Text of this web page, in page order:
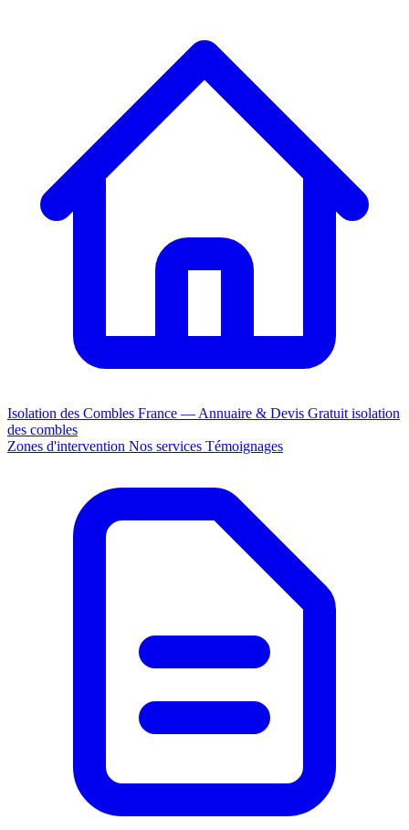
Isolation des Combles France — Annuaire & Devis Gratuit isolation
des combles
Zones d'intervention Nos services Témoignages